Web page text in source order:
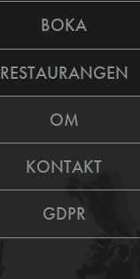
BOKA
RESTAURANGEN
OM
KONTAKT
GDPR